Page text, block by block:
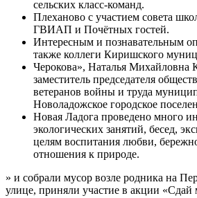
сельских класс-команд.
Плеханово с участием совета
ГВИАП и Почётных гостей.
Интересным и познавательным
также коллеги Киришского
Черокова», Наталья Михайловна
заместитель председателя
ветеранов войны и труда
Новоладожское городское
Новая Ладога проведено много
экологических занятий, бесед,
целям воспитания любви,
отношения к природе.
» и собрали мусор возле родника на
улице, приняли участие в акции «Сдай